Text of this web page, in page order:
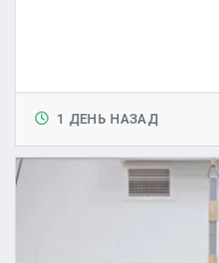
1 ДЕНЬ НАЗАД